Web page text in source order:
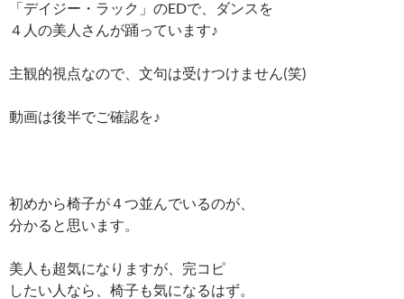
「デイジー・ラック」のEDで、ダンスを
４人の美人さんが踊っています♪
主観的視点なので、文句は受けつけません(笑)
動画は後半でご確認を♪
初めから椅子が４つ並んでいるのが、
分かると思います。
美人も超気になりますが、完コピ
したい人なら、椅子も気になるはず。